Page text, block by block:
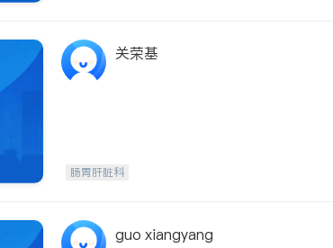
关荣基
肠胃肝脏科
guo xiangyang